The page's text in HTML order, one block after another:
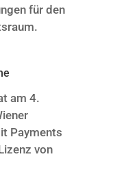
für den
am 4.
Payments
von